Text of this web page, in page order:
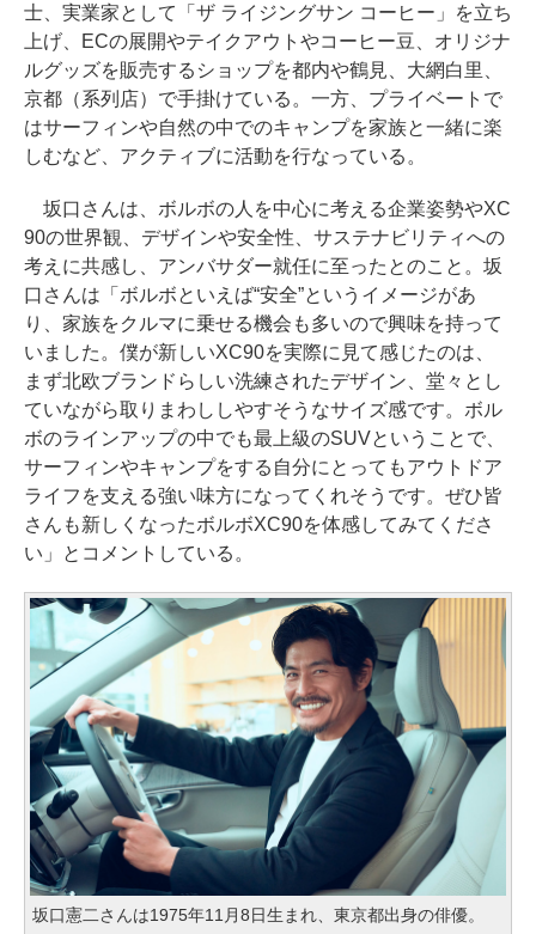
士、実業家として「ザ ライジングサン コーヒー」を立ち
上げ、ECの展開やテイクアウトやコーヒー豆、オリジナ
ルグッズを販売するショップを都内や鶴見、大網白里、
京都（系列店）で手掛けている。一方、プライベートで
はサーフィンや自然の中でのキャンプを家族と一緒に楽
しむなど、アクティブに活動を行なっている。
坂口さんは、ボルボの人を中心に考える企業姿勢やXC
90の世界観、デザインや安全性、サステナビリティへの
考えに共感し、アンバサダー就任に至ったとのこと。坂
口さんは「ボルボといえば“安全”というイメージがあ
り、家族をクルマに乗せる機会も多いので興味を持って
いました。僕が新しいXC90を実際に見て感じたのは、
まず北欧ブランドらしい洗練されたデザイン、堂々とし
ていながら取りまわししやすそうなサイズ感です。ボル
ボのラインアップの中でも最上級のSUVということで、
サーフィンやキャンプをする自分にとってもアウトドア
ライフを支える強い味方になってくれそうです。ぜひ皆
さんも新しくなったボルボXC90を体感してみてくださ
い」とコメントしている。
坂口憲二さんは1975年11月8日生まれ、東京都出身の俳優。